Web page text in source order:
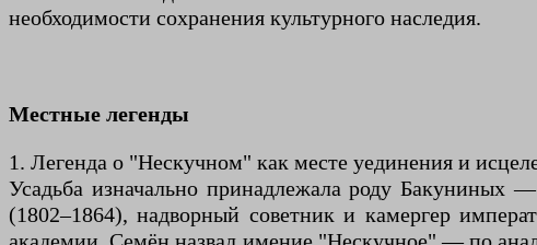
необходимости сохранения культурного наследия.
Местные легенды
1. Легенда о "Нескучном" как месте уединения и
Усадьба изначально принадлежала роду Бакуниных
(1802–1864), надворный советник и камергер